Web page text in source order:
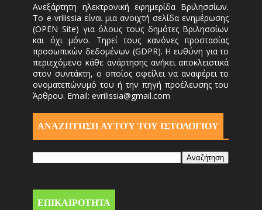
Ανεξάρτητη ηλεκτρονική εφημερίδα Βριλησσίων.
Το e-vrilissia είναι μια ανοιχτή σελίδα ενημέρωσης
(OPEN Site) για όλους τους δημότες Βριλησσίων
και όχι μόνο. Τηρεί τους κανόνες προστασίας
προσωπικών δεδομένων (GDPR). Η ευθύνη για το
περιεχόμενο κάθε ανάρτησης ανήκει αποκλειστικά
στον συντάκτη, ο οποίος οφείλει να αναφέρει το
ονοματεπώνυμό του ή την πηγή προέλευσης του
Άρθρου. Email: evrilissia@gmail.com
ΑΝΑΖΗΤΗΣΗ ΑΥΤΟΎ ΤΟΥ ΙΣΤΟΛΟΓΙΟΥ
ΕΠΙΚΑΙΡΟΤΗΤΑ